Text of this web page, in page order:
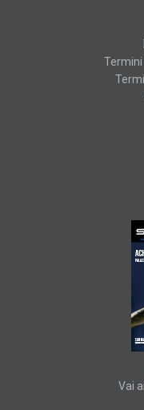
Vai